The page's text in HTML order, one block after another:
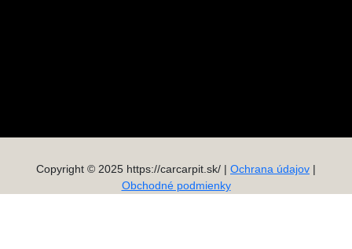
Copyright © 2025 https://carcarpit.sk/ | Ochrana údajov |
Obchodné podmienky